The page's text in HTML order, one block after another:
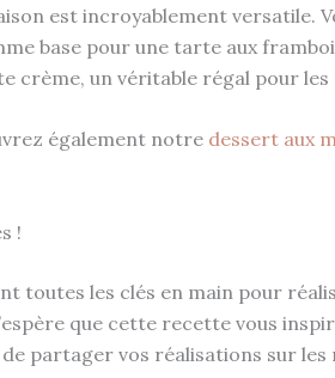
est incroyablement versatile.
base pour une tarte aux
crème, un véritable régal pour les
également notre dessert aux
!
toutes les clés en main pour
que cette recette vous
de partager vos réalisations sur